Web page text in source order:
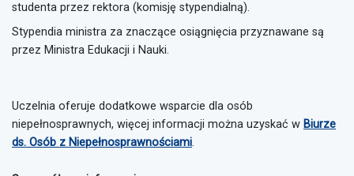
studenta przez rektora (komisję stypendialną).
Stypendia ministra za znaczące osiągnięcia przyznawane są
przez Ministra Edukacji i Nauki.
Uczelnia oferuje dodatkowe wsparcie dla osób
niepełnosprawnych, więcej informacji można uzyskać w Biurze
ds. Osób z Niepełnosprawnościami.